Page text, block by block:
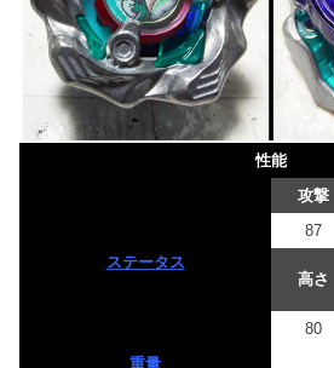
性能
ステータス
攻撃
87
高さ
80
重量